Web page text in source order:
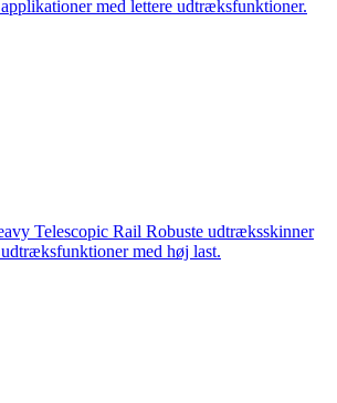
med lettere udtræksfunktioner.
Telescopic Rail Robuste udtræksskinner
med høj last.